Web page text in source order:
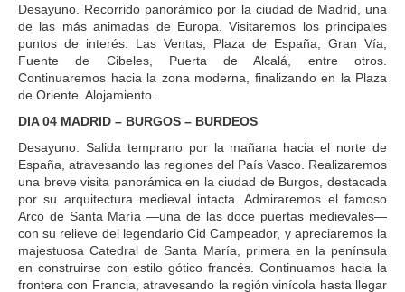
Desayuno. Recorrido panorámico por la ciudad de Madrid, una
de las más animadas de Europa. Visitaremos los principales
puntos de interés: Las Ventas, Plaza de España, Gran Vía,
Fuente de Cibeles, Puerta de Alcalá, entre otros.
Continuaremos hacia la zona moderna, finalizando en la Plaza
de Oriente. Alojamiento.
DIA 04 MADRID – BURGOS – BURDEOS
Desayuno. Salida temprano por la mañana hacia el norte de
España, atravesando las regiones del País Vasco. Realizaremos
una breve visita panorámica en la ciudad de Burgos, destacada
por su arquitectura medieval intacta. Admiraremos el famoso
Arco de Santa María —una de las doce puertas medievales—
con su relieve del legendario Cid Campeador, y apreciaremos la
majestuosa Catedral de Santa María, primera en la península
en construirse con estilo gótico francés. Continuamos hacia la
frontera con Francia, atravesando la región vinícola hasta llegar